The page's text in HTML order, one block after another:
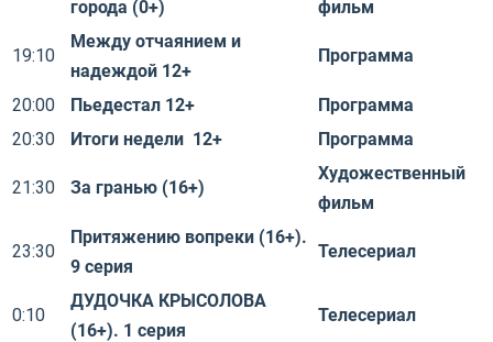
города (0+)
фильм
19:10
Между отчаянием и
надеждой 12+
Программа
20:00 Пьедестал 12+
Программа
20:30
Итоги недели 12+ Программа
21:30 За гранью (16+)
Художественный
фильм
23:30
Притяжению вопреки (16+).
9 серия
Телесериал
0:10
ДУДОЧКА КРЫСОЛОВА
(16+). 1 серия
Телесериал